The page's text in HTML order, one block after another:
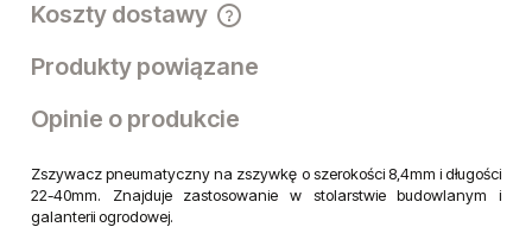
Koszty dostawy
Cena nie zawiera ewentualnych kosztów płatności
Produkty powiązane
Opinie o produkcie
Zszywacz pneumatyczny na zszywkę o szerokości 8,4mm i długości
22-40mm. Znajduje zastosowanie w stolarstwie budowlanym i
galanterii ogrodowej.